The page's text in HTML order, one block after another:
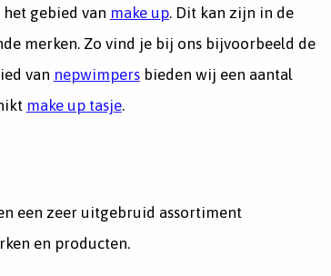
gebied van make up. Dit kan zijn in de
merken. Zo vind je bij ons bijvoorbeeld de
van nepwimpersbieden wij een aantal
make up tasje.
een zeer uitgebruid assortiment
en producten.